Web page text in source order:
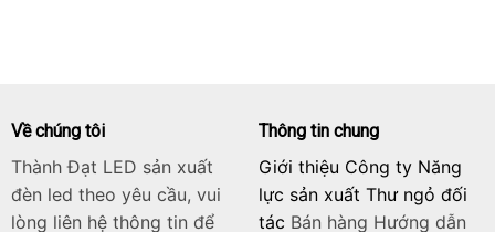
Về chúng tôi
Thành Đạt LED sản xuất
đèn led theo yêu cầu, vui
lòng liên hệ thông tin để
Thông tin chung
Giới thiệu Công ty Năng
lực sản xuất Thư ngỏ đối
tác Bán hàng Hướng dẫn